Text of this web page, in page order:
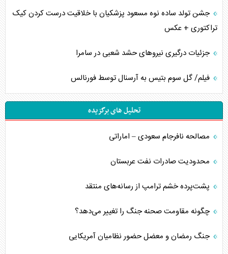
جشن تولد ساده نوه مسعود پزشکیان با خلاقیت درست کردن کیک
تراکتوری + عکس
جزئیات درگیری نیرو‌های حشد شعبی در سامرا
فیلم/ گل سوم بتیس به آرسنال توسط فورنالس
تحلیل های برگزیده
مصالحه نافرجام سعودی – اماراتی
محدودیت صادرات نفت عربستان
پشت‌پرده خشم ترامپ از رسانه‌های منتقد
چگونه مقاومت صحنه جنگ را تغییر می‌دهد؟
جنگ رمضان و معضل حضور نظامیان آمریکایی